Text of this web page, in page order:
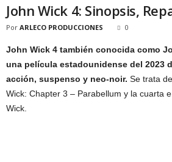
John Wick 4: Sinopsis,
Por ARLECO PRODUCCIONES 0
John Wick 4 también conocida como
una película estadounidense del 2023
acción, suspenso y neo-noir. Se trata
Wick: Chapter 3 – Parabellum y la cuarta
Wick.